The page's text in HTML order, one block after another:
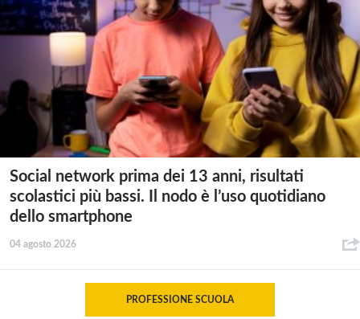
Social network prima dei 13 anni, risultati
scolastici più bassi. Il nodo è l’uso quotidiano
dello smartphone
04 agosto 2026
PROFESSIONE SCUOLA